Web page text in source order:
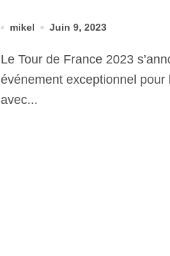
mikel Juin 9, 2023
Le Tour de France 2023 s’annonce comme un
événement exceptionnel pour
avec...